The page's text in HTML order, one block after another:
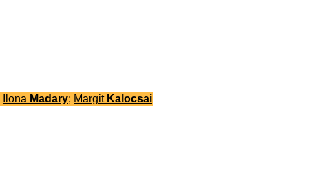
Ilona Madary; Margit Kalocsai